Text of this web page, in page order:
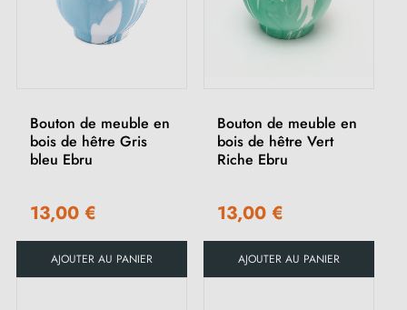
Bouton de meuble en
bois de hêtre Gris
bleu Ebru
13,00 €
AJOUTER AU PANIER
Bouton de meuble en
bois de hêtre Vert
Riche Ebru
13,00 €
AJOUTER AU PANIER